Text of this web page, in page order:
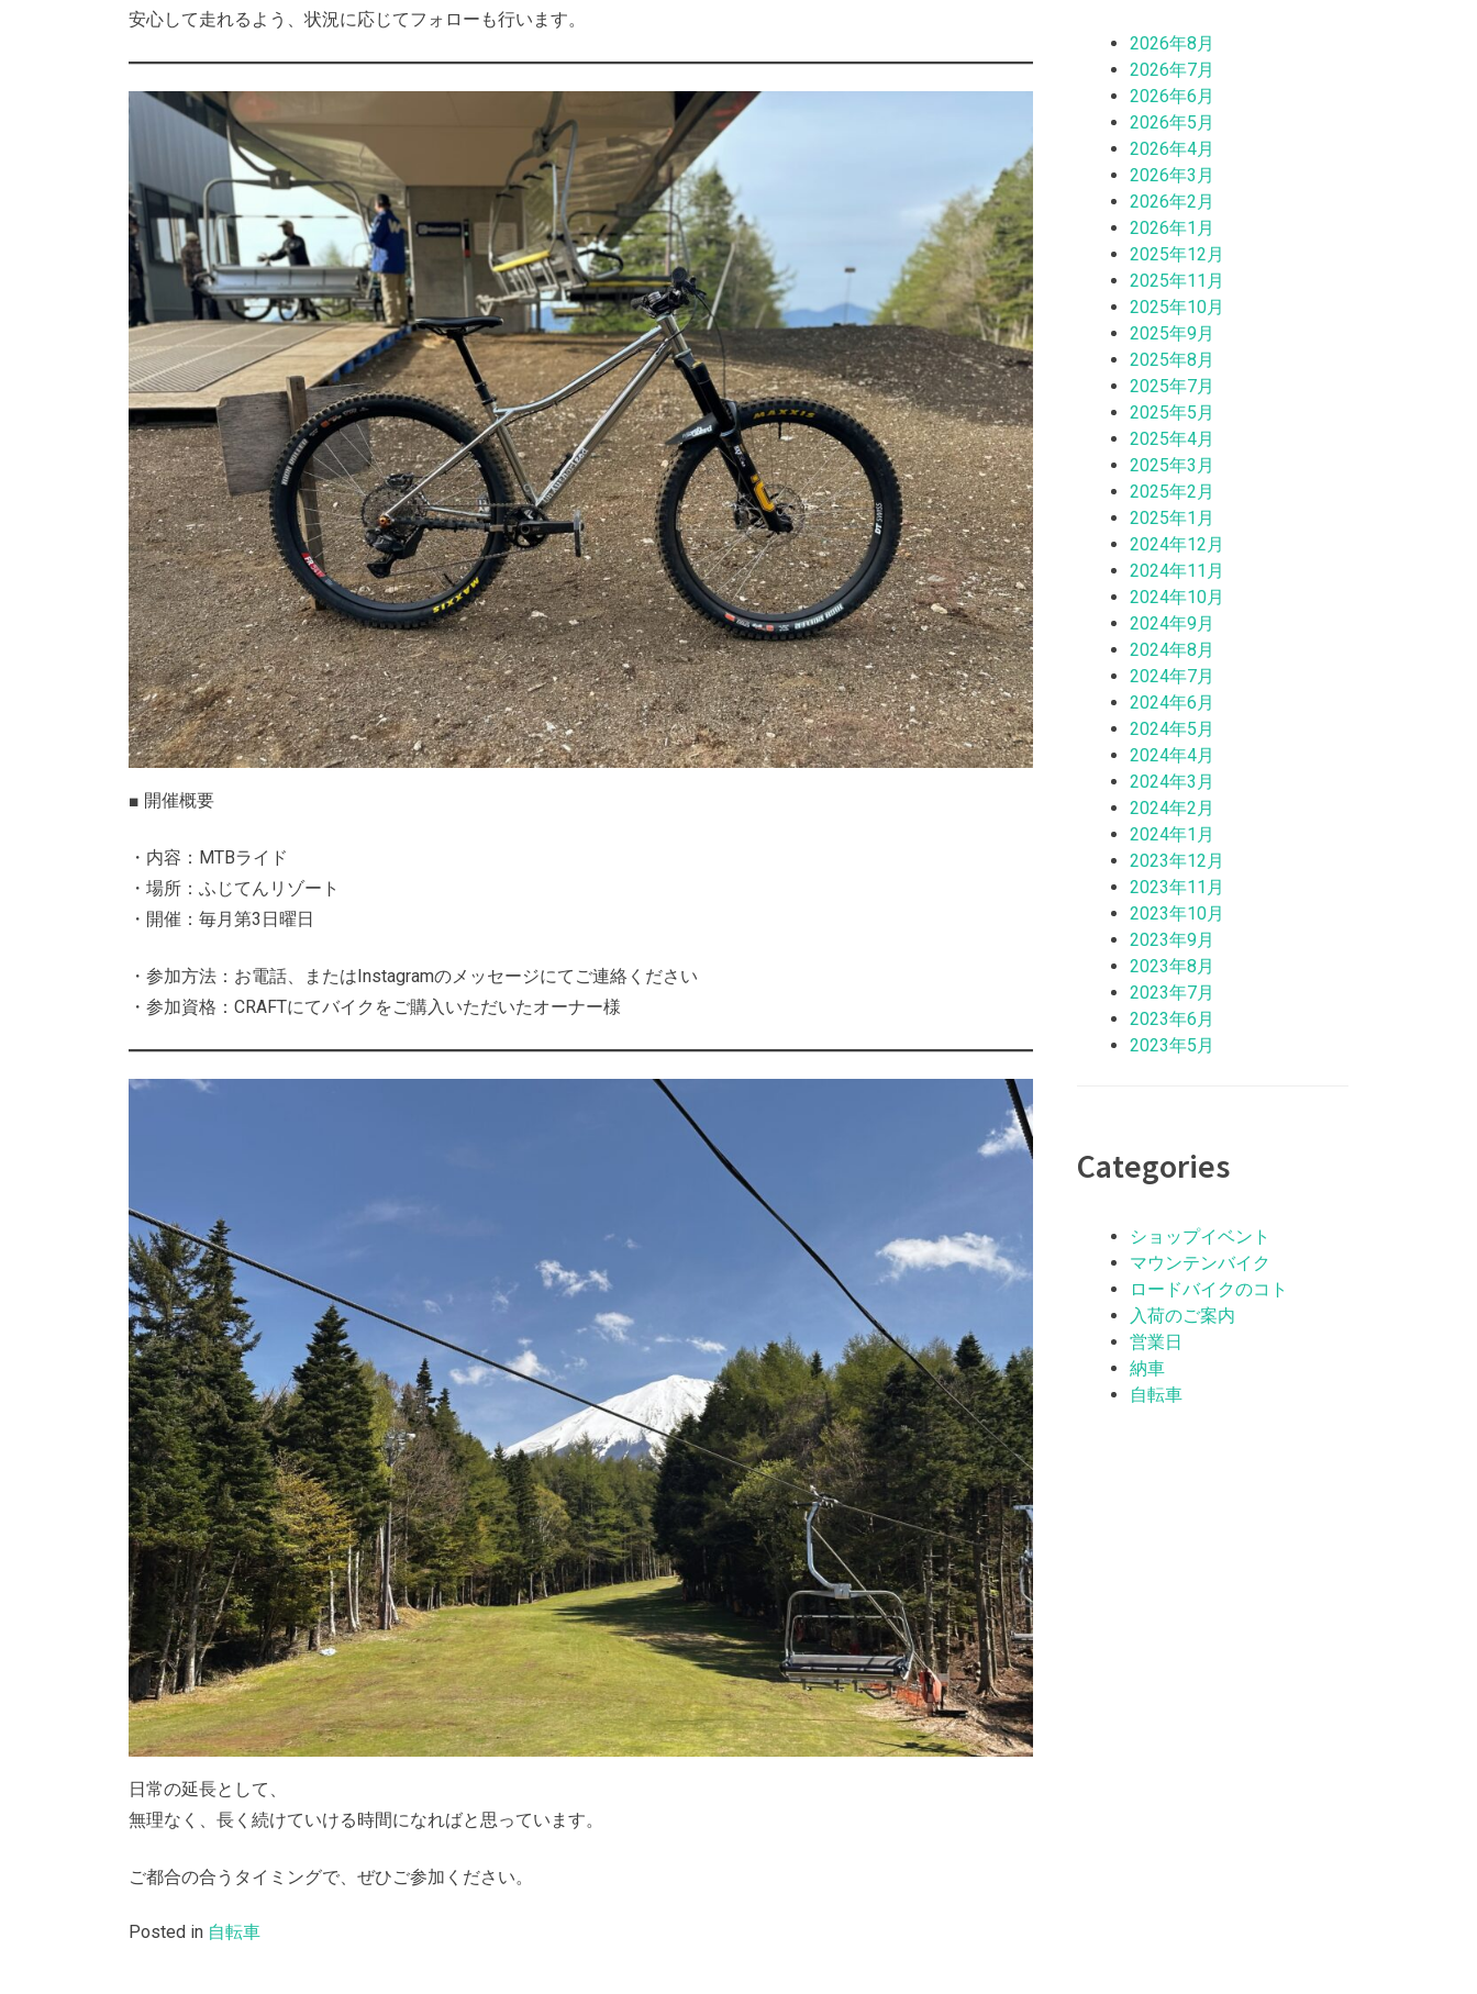
安心して走れるよう、状況に応じてフォローも行います。
■ 開催概要
・内容：MTBライド
・場所：ふじてんリゾート
・開催：毎月第3日曜日
・参加方法：お電話、またはInstagramのメッセージにてご連絡ください
・参加資格：CRAFTにてバイクをご購入いただいたオーナー様
日常の延長として、
無理なく、長く続けていける時間になればと思っています。
ご都合の合うタイミングで、ぜひご参加ください。
Posted in 自転車
2026年8月
2026年7月
2026年6月
2026年5月
2026年4月
2026年3月
2026年2月
2026年1月
2025年12月
2025年11月
2025年10月
2025年9月
2025年8月
2025年7月
2025年5月
2025年4月
2025年3月
2025年2月
2025年1月
2024年12月
2024年11月
2024年10月
2024年9月
2024年8月
2024年7月
2024年6月
2024年5月
2024年4月
2024年3月
2024年2月
2024年1月
2023年12月
2023年11月
2023年10月
2023年9月
2023年8月
2023年7月
2023年6月
2023年5月
Categories
ショップイベント
マウンテンバイク
ロードバイクのコト
入荷のご案内
営業日
納車
自転車